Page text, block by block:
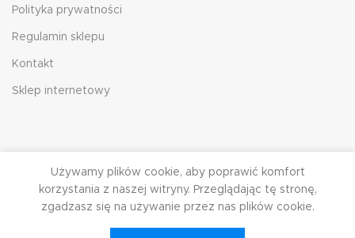
Polityka prywatności
Regulamin sklepu
Kontakt
Sklep internetowy
Używamy plików cookie, aby poprawić komfort
korzystania z naszej witryny. Przeglądając tę ​​stronę,
zgadzasz się na używanie przez nas plików cookie.